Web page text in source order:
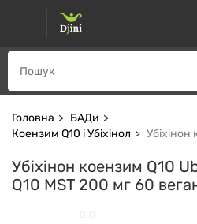
Головна
БАДи
Коензим Q10 і Убіхінол
Убіхінон коензим Q10
Q10 MST 200 мг 60